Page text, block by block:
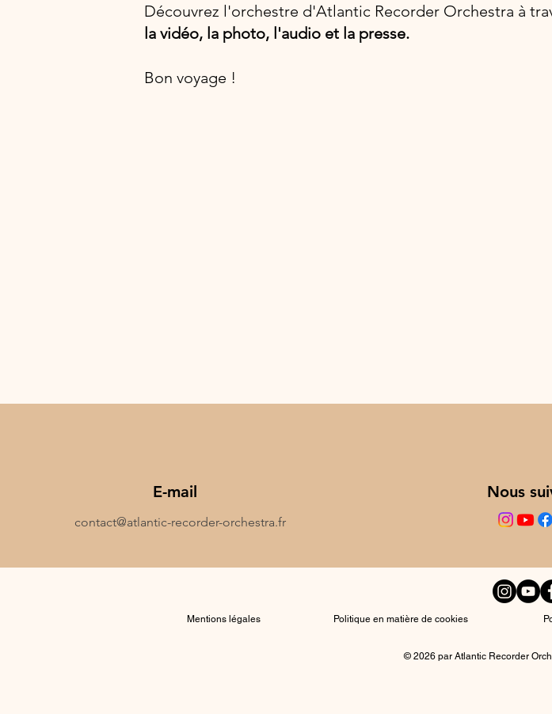
Découvrez l'orchestre d'Atlantic Recorder Orchestra à
la vidéo, la photo, l'audio et la presse.
Bon voyage !
E-mail
contact@atlantic-recorder-orchestra.fr
Nous
Mentions légales Politique en matière de cookies
© 2026 par Atlantic Recorder